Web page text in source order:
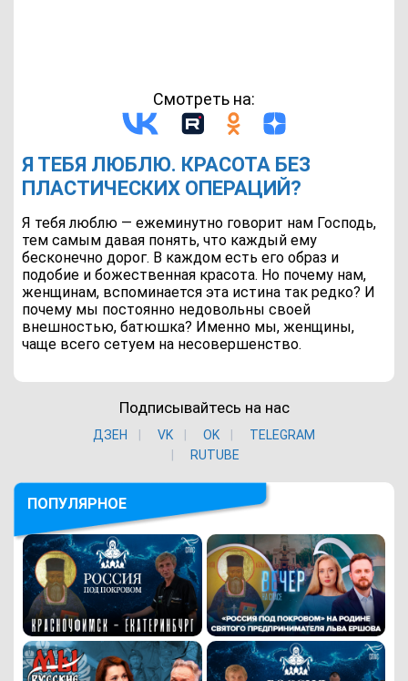
Смотреть на:
Я ТЕБЯ ЛЮБЛЮ. КРАСОТА БЕЗ
ПЛАСТИЧЕСКИХ ОПЕРАЦИЙ?
Я тебя люблю — ежеминутно говорит нам Господь,
тем самым давая понять, что каждый ему
бесконечно дорог. В каждом есть его образ и
подобие и божественная красота. Но почему нам,
женщинам, вспоминается эта истина так редко? И
почему мы постоянно недовольны своей
внешностью, батюшка? Именно мы, женщины,
чаще всего сетуем на несовершенство.
Подписывайтесь на нас
ДЗЕН VK ОK
TELEGRAM
RUTUBE
ПОПУЛЯРНОЕ